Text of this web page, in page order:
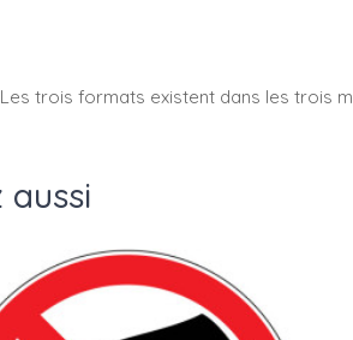
trois formats existent dans les trois
aussi